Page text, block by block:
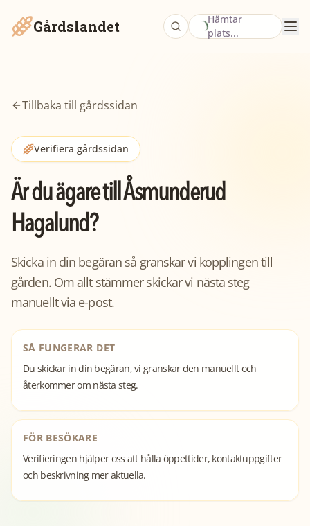
Gårdslandet
Hämtar
plats...
Tillbaka till gårdssidan
Verifiera gårdssidan
Är du ägare tillÅsmunderud
Hagalund?
Skicka in din begäran så granskar vi kopplingen till
gården. Om allt stämmer skickar vi nästa steg
manuellt via e-post.
SÅ FUNGERAR DET
Du skickar in din begäran, vi granskar den manuellt och
återkommer om nästa steg.
FÖR BESÖKARE
Verifieringen hjälper oss att hålla öppettider, kontaktuppgifter
och beskrivning mer aktuella.
GrumsÖppna publika sidan